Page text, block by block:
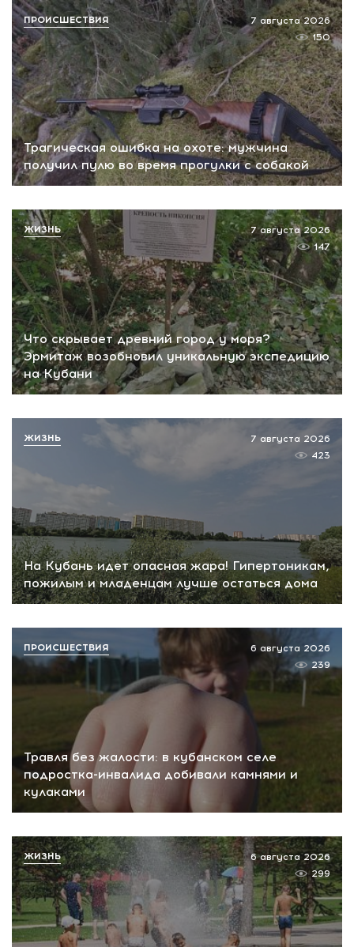
Трагическая ошибка на охоте: мужчина
получил пулю во время прогулки с собакой
7 августа 2026
150
ПРОИСШЕСТВИЯ
Что скрывает древний город у моря?
Эрмитаж возобновил уникальную экспедицию
на Кубани
7 августа 2026
147
ЖИЗНЬ
На Кубань идет опасная жара! Гипертоникам,
пожилым и младенцам лучше остаться дома
7 августа 2026
423
ЖИЗНЬ
Травля без жалости: в кубанском селе
подростка-инвалида добивали камнями и
кулаками
6 августа 2026
239
ПРОИСШЕСТВИЯ
6 августа 2026
299
ЖИЗНЬ